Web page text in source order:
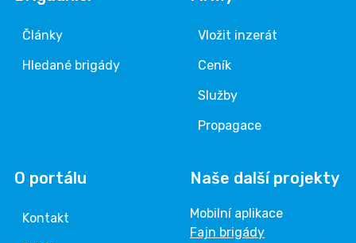
Články
Hledané brigády
Vložit inzerát
Ceník
Služby
Propagace
O portálu
Kontakt
Naše další projekty
Mobilní aplikace
Fajn brigády